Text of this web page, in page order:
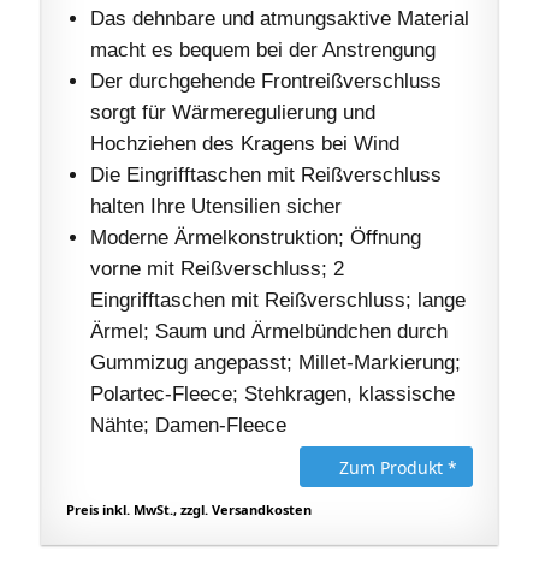
Das dehnbare und atmungsaktive Material
macht es bequem bei der Anstrengung
Der durchgehende Frontreißverschluss
sorgt für Wärmeregulierung und
Hochziehen des Kragens bei Wind
Die Eingrifftaschen mit Reißverschluss
halten Ihre Utensilien sicher
Moderne Ärmelkonstruktion; Öffnung
vorne mit Reißverschluss; 2
Eingrifftaschen mit Reißverschluss; lange
Ärmel; Saum und Ärmelbündchen durch
Gummizug angepasst; Millet-Markierung;
Polartec-Fleece; Stehkragen, klassische
Nähte; Damen-Fleece
Zum Produkt *
Preis inkl. MwSt., zzgl. Versandkosten